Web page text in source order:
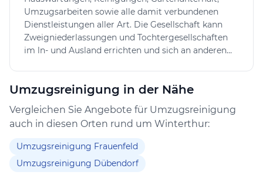
Umgebung auf eine fachgerechte und freundliche
Dienstleistung gesetzt werden kann.
Umzugsarbeiten sowie alle damit verbundenen
Dienstleistungen aller Art. Die Gesellschaft kann
Zweigniederlassungen und Tochtergesellschaften
im ln- und Ausland errichten und sich an anderen
und veräussern. Die Gesellschaft kann alle
Tätigkeiten ausüben, welche mit dem Gegenstand
der Gesellschaft im Zusammenhang stehen.
Umzugsreinigung in der Nähe
Vergleichen Sie Angebote für Umzugsreinigung
auch in diesen Orten rund um Winterthur:
Umzugsreinigung Frauenfeld
Umzugsreinigung Dübendorf